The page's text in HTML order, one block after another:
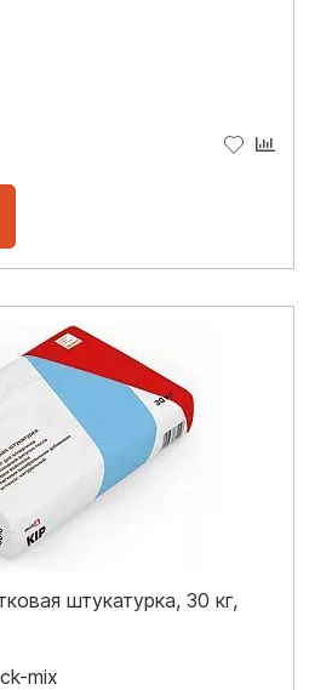
штукатурка, 30 кг,
mix